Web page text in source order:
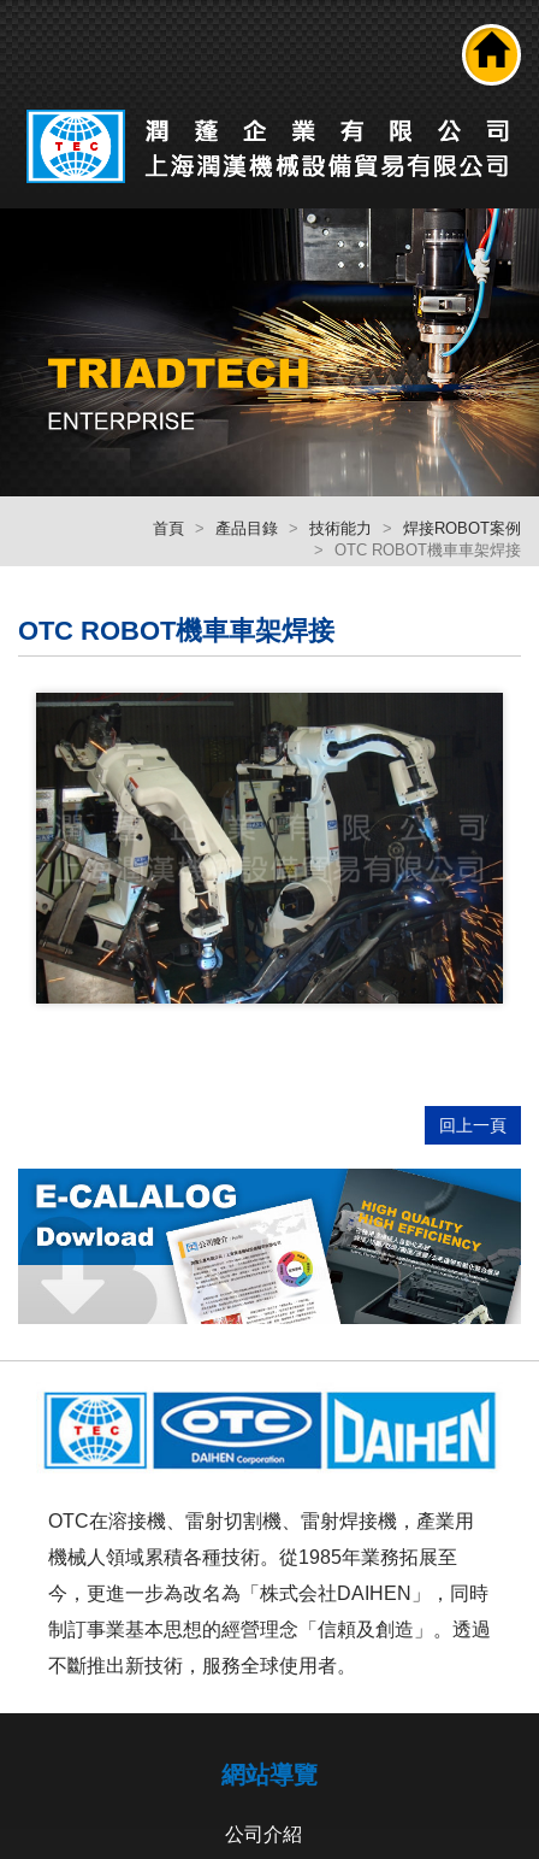
首頁 產品目錄 技術能力
焊接ROBOT案例
OTC ROBOT機車車架焊接
OTC ROBOT機車車架焊接
回上一頁
OTC在溶接機、雷射切割機、雷射焊接機，產業用
機械人領域累積各種技術。從1985年業務拓展至
今，更進一步為改名為「株式会社DAIHEN」，同時
制訂事業基本思想的經營理念「信頼及創造」。透過
不斷推出新技術，服務全球使用者。
網站導覽
公司介紹
產品介紹
技術能力
人才招募
回首頁